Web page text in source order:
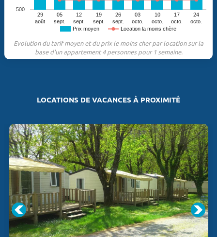
Prix moyen Location la moins chère
29
août
05
sept.
12
sept.
19
sept.
26
sept.
03
octo.
10
octo.
17
octo.
24
octo.
500
Evolution du tarif moyen et du prix le moins cher par location sur la
base d'un appartement 4 personnes pour 1 semaine.
LOCATIONS DE VACANCES À PROXIMITÉ